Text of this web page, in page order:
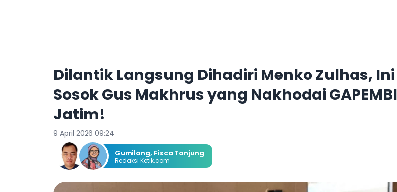
Dilantik Langsung Dihadiri Menko Zulhas, Ini
Sosok Gus Makhrus yang Nakhodai GAPEMBI
Jatim!
9 April 2026 09:24
Gumilang, Fisca Tanjung
Redaksi Ketik.com